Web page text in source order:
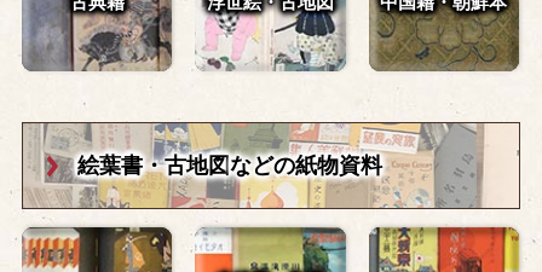
絵葉書・古地図などの紙物資料